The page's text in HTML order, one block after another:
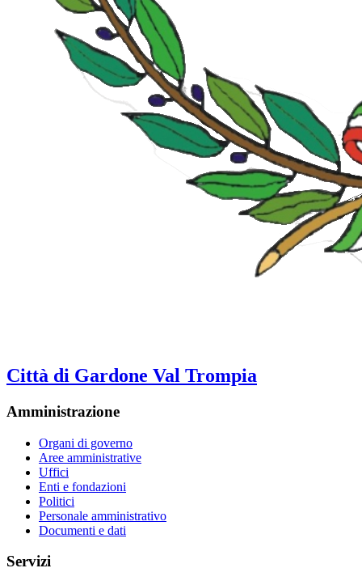
Città di Gardone Val Trompia
Amministrazione
Organi di governo
Aree amministrative
Uffici
Enti e fondazioni
Politici
Personale amministrativo
Documenti e dati
Servizi